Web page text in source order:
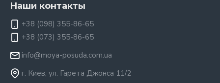
Наши контакты
+38 (098) 355-86-65
+38 (073) 355-86-65
info@moya-posuda.com.ua
г. Киев, ул. Гарета Джонса 11/2